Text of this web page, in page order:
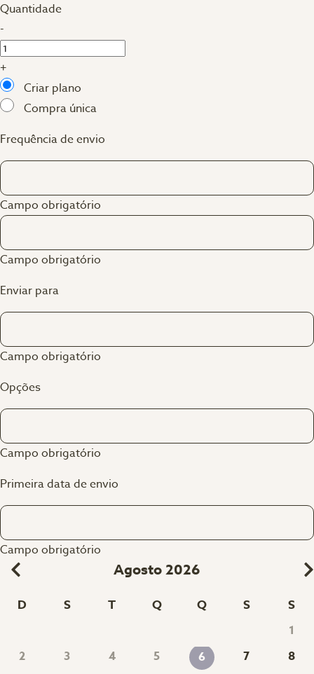
Quantidade
-
+
Criar plano
Compra única
Frequência de envio
Campo obrigatório
Campo obrigatório
Enviar para
Campo obrigatório
Opções
Campo obrigatório
Primeira data de envio
Campo obrigatório
Agosto 2026
D S T Q Q S S
1
2
3 4 5 6 7 8